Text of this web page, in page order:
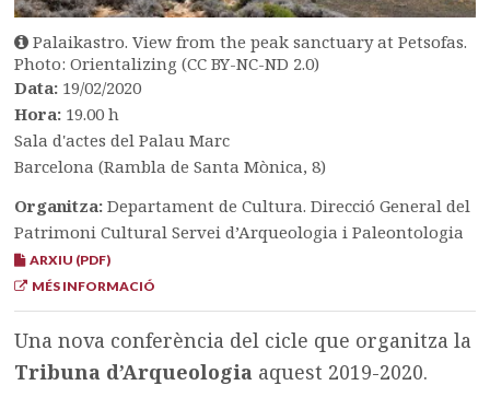
Palaikastro. View from the peak sanctuary at Petsofas.
Photo: Orientalizing (CC BY-NC-ND 2.0)
Data: 19/02/2020
Hora: 19.00 h
Sala d'actes del Palau Marc
Barcelona (Rambla de Santa Mònica, 8)
Organitza:Departament de Cultura. Direcció General del
Patrimoni Cultural Servei d’Arqueologia i Paleontologia
ARXIU (PDF)
MÉS INFORMACIÓ
Una nova conferència del cicle que organitza la
Tribuna d’Arqueologia aquest 2019-2020.